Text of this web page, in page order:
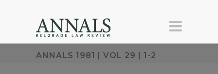
ANNALS 1981 | VOL 29 | 1-2